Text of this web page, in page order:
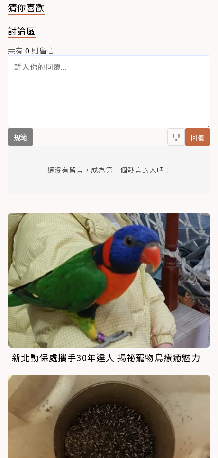
猜你喜歡
討論區
共有 0 則留言
規範 回覆
還沒有留言，成為第一個發言的人吧！
新北動保處攜手30年達人 揭祕寵物鳥療癒魅力